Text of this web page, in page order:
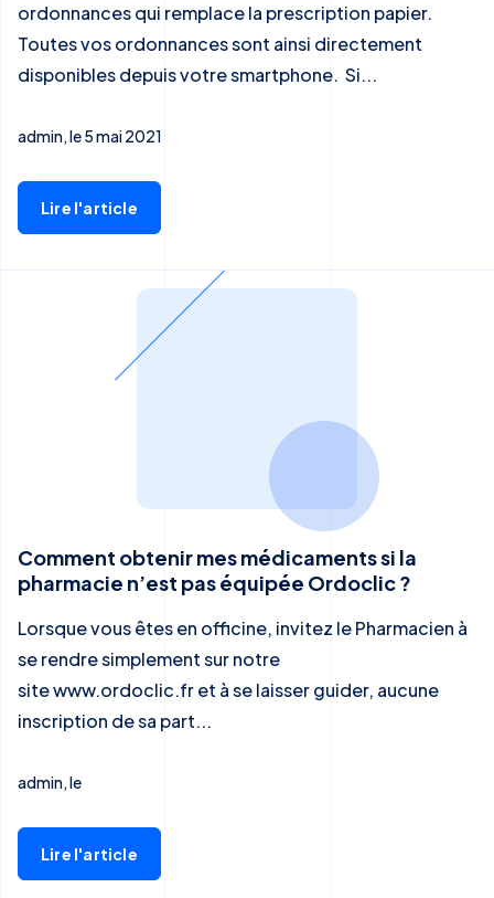
ordonnances qui remplace la prescription papier.
Toutes vos ordonnances sont ainsi directement
disponibles depuis votre smartphone. Si...
admin, le 5 mai 2021
Lire l'article
Comment obtenir mes médicaments si la
pharmacie n’est pas équipée Ordoclic ?
Lorsque vous êtes en officine, invitez le Pharmacien à
se rendre simplement sur notre
site www.ordoclic.fr et à se laisser guider, aucune
inscription de sa part...
admin, le
Lire l'article